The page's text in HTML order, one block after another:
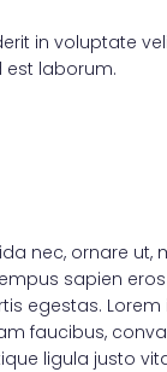
in voluptate
est laborum.
nec, ornare
sapien
egestas.
faucibus,
ligula justo